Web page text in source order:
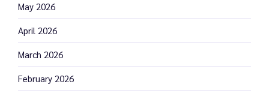
May 2026
April 2026
March 2026
February 2026